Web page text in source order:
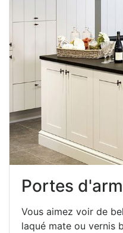
Portes
Vous aimez voir de
laqué mate ou vernis